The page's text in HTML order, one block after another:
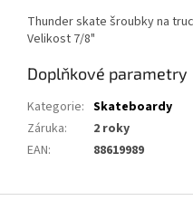
Thunder skate šroubky na
Velikost 7/8"
Doplňkové parametry
Kategorie: Skateboardy
Záruka:
2 roky
EAN: 88619989